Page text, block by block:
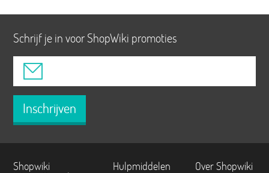
Schrijf je in voor ShopWiki promoties
Inschrijven
Shopwiki Hulpmiddelen Over Shopwiki